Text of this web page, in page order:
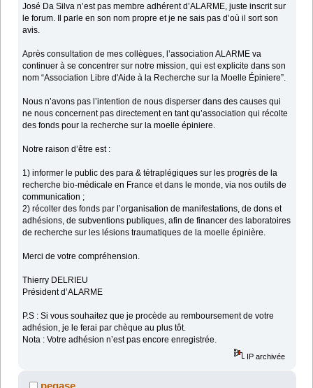
José Da Silva n’est pas membre adhérent d’ALARME, juste inscrit sur
le forum. Il parle en son nom propre et je ne sais pas d’où il sort son
avis.
Après consultation de mes collègues, l’association ALARME va
continuer à se concentrer sur notre mission, qui est explicite dans son
nom “Association Libre d'Aide à la Recherche sur la Moelle Épiniere”.
Nous n’avons pas l’intention de nous disperser dans des causes qui
ne nous concernent pas directement en tant qu’association qui récolte
des fonds pour la recherche sur la moelle épiniere.
Notre raison d’être est :
1) informer le public des para & tétraplégiques sur les progrès de la
recherche bio-médicale en France et dans le monde, via nos outils de
communication ;
2) récolter des fonds par l’organisation de manifestations, de dons et
adhésions, de subventions publiques, afin de financer des laboratoires
de recherche sur les lésions traumatiques de la moelle épinière.
Merci de votre compréhension.
Thierry DELRIEU
Président d’ALARME
P.S : Si vous souhaitez que je procède au remboursement de votre
adhésion, je le ferai par chèque au plus tôt.
Nota : Votre adhésion n’est pas encore enregistrée.
IP archivée